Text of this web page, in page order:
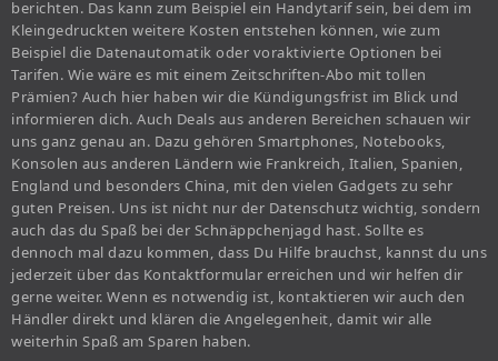
berichten. Das kann zum Beispiel ein Handytarif sein, bei dem im
Kleingedruckten weitere Kosten entstehen können, wie zum
Beispiel die Datenautomatik oder voraktivierte Optionen bei
Tarifen. Wie wäre es mit einem Zeitschriften-Abo mit tollen
Prämien? Auch hier haben wir die Kündigungsfrist im Blick und
informieren dich. Auch Deals aus anderen Bereichen schauen wir
uns ganz genau an. Dazu gehören Smartphones, Notebooks,
Konsolen aus anderen Ländern wie Frankreich, Italien, Spanien,
England und besonders China, mit den vielen Gadgets zu sehr
guten Preisen. Uns ist nicht nur der Datenschutz wichtig, sondern
auch das du Spaß bei der Schnäppchenjagd hast. Sollte es
dennoch mal dazu kommen, dass Du Hilfe brauchst, kannst du uns
jederzeit über das Kontaktformular erreichen und wir helfen dir
gerne weiter. Wenn es notwendig ist, kontaktieren wir auch den
Händler direkt und klären die Angelegenheit, damit wir alle
weiterhin Spaß am Sparen haben.